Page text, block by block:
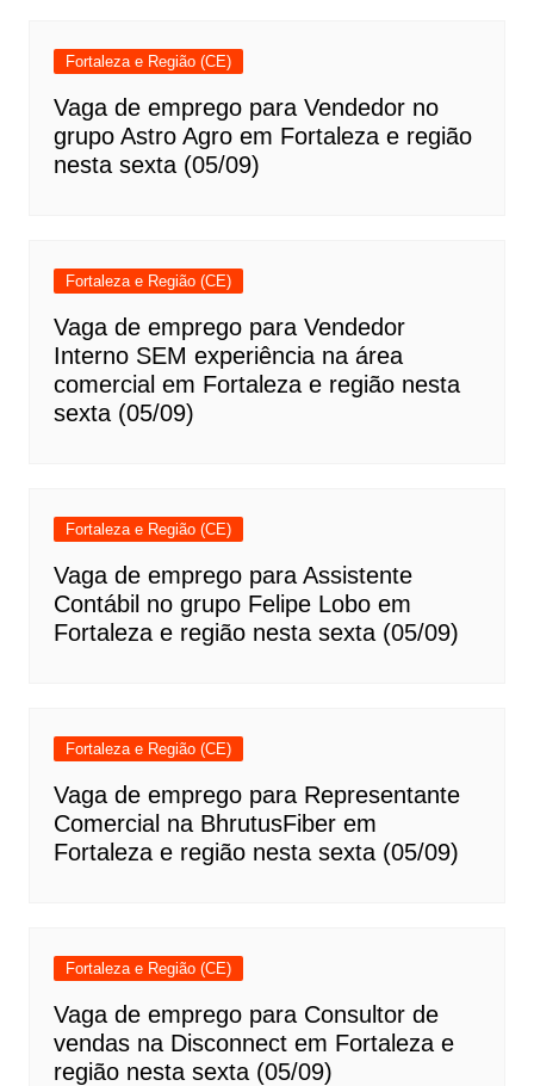
Fortaleza e Região (CE)
Vaga de emprego para Vendedor no
grupo Astro Agro em Fortaleza e região
nesta sexta (05/09)
Fortaleza e Região (CE)
Vaga de emprego para Vendedor
Interno SEM experiência na área
comercial em Fortaleza e região nesta
sexta (05/09)
Fortaleza e Região (CE)
Vaga de emprego para Assistente
Contábil no grupo Felipe Lobo em
Fortaleza e região nesta sexta (05/09)
Fortaleza e Região (CE)
Vaga de emprego para Representante
Comercial na BhrutusFiber em
Fortaleza e região nesta sexta (05/09)
Fortaleza e Região (CE)
Vaga de emprego para Consultor de
vendas na Disconnect em Fortaleza e
região nesta sexta (05/09)